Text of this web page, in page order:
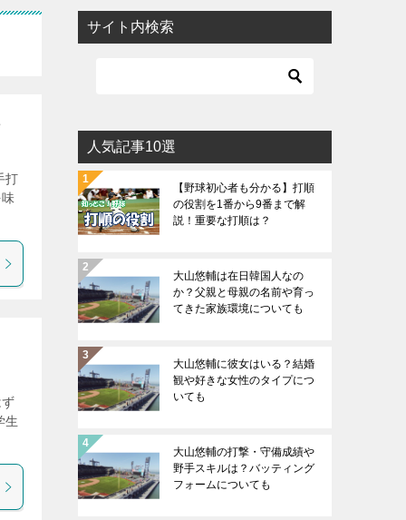
打
生
サイト内検索
人気記事10選
【野球初心者も分かる】打順
の役割を1番から9番まで解
説！重要な打順は？
大山悠輔は在日韓国人なの
か？父親と母親の名前や育っ
てきた家族環境についても
大山悠輔に彼女はいる？結婚
観や好きな女性のタイプにつ
いても
大山悠輔の打撃・守備成績や
野手スキルは？バッティング
フォームについても